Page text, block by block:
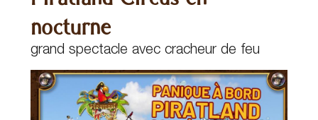
nocturne
grand spectacle avec cracheur de feu